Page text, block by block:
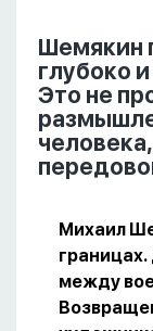
Шемякин
глубоко
Это не
Михаил
между